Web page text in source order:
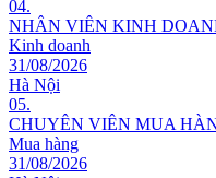
04.
NHÂN VIÊN KINH
Kinh doanh
31/08/2026
Hà Nội
05.
CHUYÊN VIÊN MUA
Mua hàng
31/08/2026